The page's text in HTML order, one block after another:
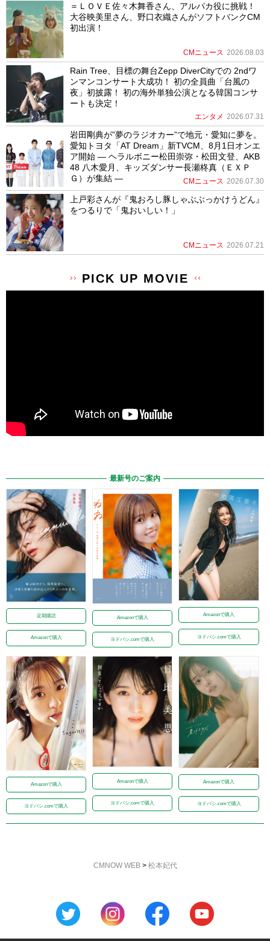
＝ＬＯＶＥ佐々木舞香さん、アルパカ役に挑戦！
大谷映美里さん、野口衣織さんがソフトバンクCM
初出演！
CMニュース 2026.08.03
Rain Tree、目標の舞台Zepp DiverCityでの 2ndワ
ンマンコンサート大成功！ 初の全員曲「台風の
夜」初披露！ 初の海外単独公演となる韓国コンサ
ートも決定！
エンタメ 2026.07.31
岩田剛典が”夢のラジオカー”で地元・愛知に夢を。
愛知トヨタ「AT Dream」新TVCM、8月1日オンエ
ア開始 ― ヘラルボニー松田崇弥・松田文登、AKB
48 八木愛月、キッズダンサー長瀬柊真（ＥＸＰ
Ｇ）が集結 ―
CMニュース 2026.07.30
上戸彩さんが『鬼おろし豚しゃぶぶっかけうどん』
をつるりで「鬼おいしい！」
CMニュース 2026.07.21
PICK UP MOVIE
最新号のご案内
定期購読
Amazonで購入
Amazonで購入
ヨドバシ.comで購入
Amazonで購入
ヨドバシ.comで購入
Amazonで購入
ヨドバシ.comで購入
Amazonで購入
ヨドバシ.comで購入
Amazonで購入
ヨドバシ.comで購入
CMNOW WEB> 松本妃代